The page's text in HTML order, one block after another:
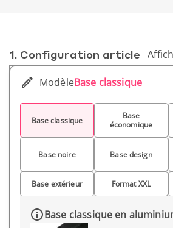
1. Conf­iguration article
ModèleBase classique
Base classique
Base
économique
Base noire Base design
Base extérieur Format XXL
Base classique en